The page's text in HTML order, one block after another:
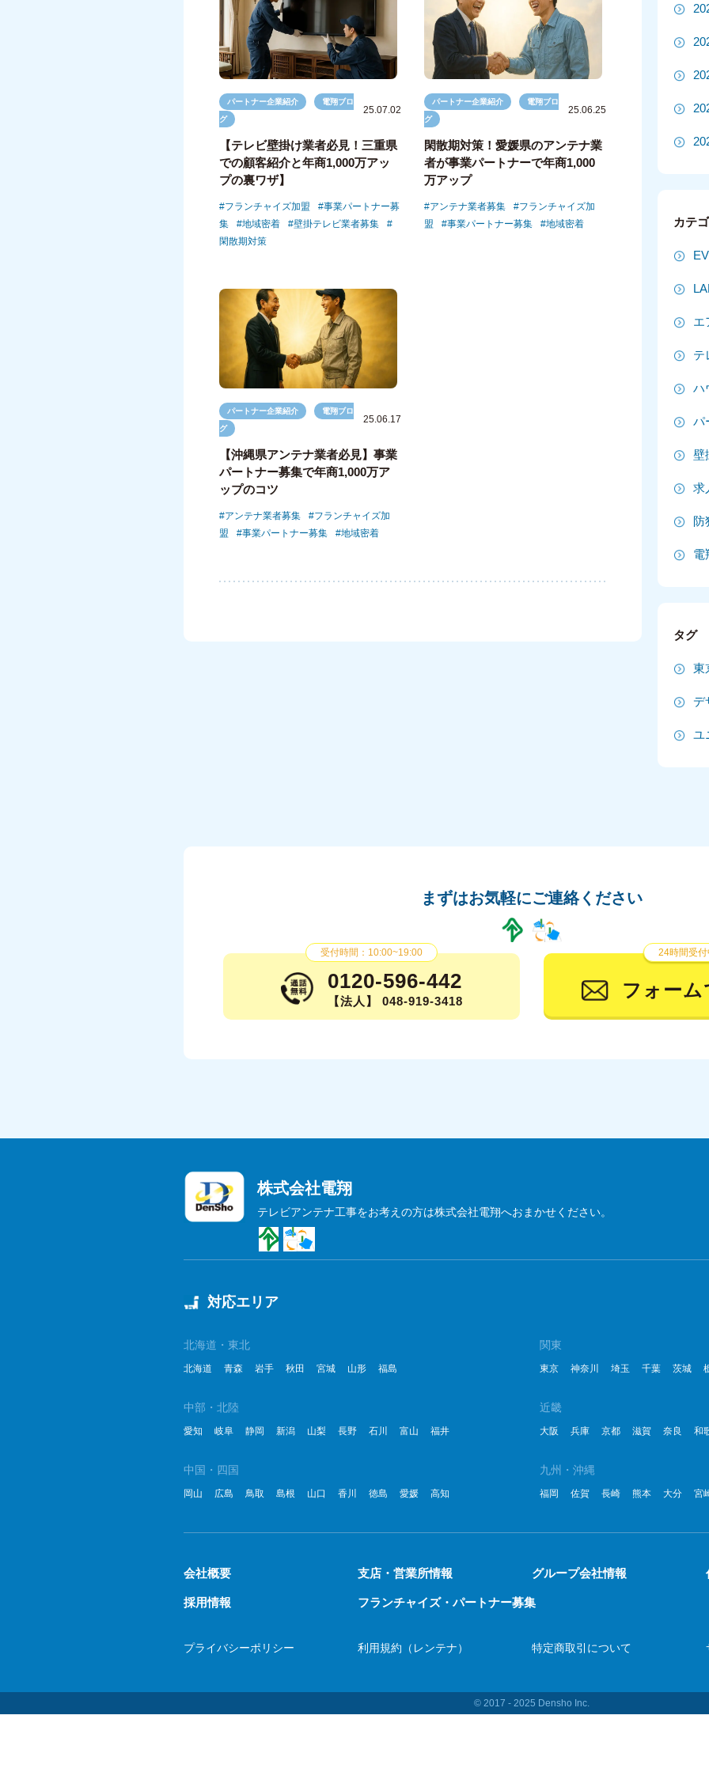
パートナー企業紹介
電翔ブロ
グ
25.07.02
【テレビ壁掛け業者必見！三重県
での顧客紹介と年商1,000万アッ
プの裏ワザ】
フランチャイズ加盟
事業パートナー募
集
地域密着
壁掛テレビ業者募集
閑散期対策
パートナー企業紹介
電翔ブロ
グ
25.06.25
閑散期対策！愛媛県のアンテナ業
者が事業パートナーで年商1,000
万アップ
アンテナ業者募集
フランチャイズ加
盟
事業パートナー募集 地域密着
パートナー企業紹介
電翔ブロ
グ
25.06.17
【沖縄県アンテナ業者必見】事業
パートナー募集で年商1,000万ア
ップのコツ
アンテナ業者募集
フランチャイズ加
盟
事業パートナー募集 地域密着
カテ
エ
テ
ハ
パ
壁
求
防
電
タグ
東
デ
ユ
まずはお気軽にご連絡ください
受付時間：10:00~19:00
0120-596-442
【法人】 048-919-3418
24時間受付
フォーム
株式会社電翔
テレビアンテナ工事をお考えの方は株式会社電翔へおまかせください。
対応エリア
北海道・東北
北海道 青森 岩手 秋田 宮城 山形 福島
関東
東京 神奈川 埼玉 千葉 茨城
中部・北陸
愛知 岐阜 静岡 新潟 山梨 長野 石川 富山 福井
近畿
大阪 兵庫 京都 滋賀 奈良 和
中国・四国
岡山 広島 鳥取 島根 山口 香川 徳島 愛媛 高知
九州・沖縄
福岡 佐賀 長崎 熊本 大分 宮
会社概要 支店・営業所情報 グループ会社情報
採用情報 フランチャイズ・パートナー募集
プライバシーポリシー 利用規約（レンテナ） 特定商取引について
© 2017 ‐ 2025 Densho Inc.